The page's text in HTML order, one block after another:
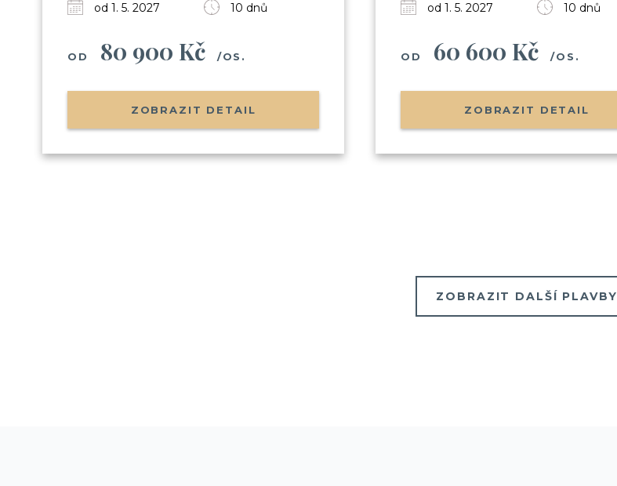
od 1. 5. 2027
10 dnů
OD 80 900 Kč /OS.
ZOBRAZIT DETAIL
od 1. 5. 2027
10 dnů
OD 60 600 Kč /OS.
ZOBRAZIT DETAIL
ZOBRAZIT DALŠÍ PLAVBY